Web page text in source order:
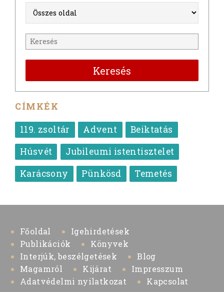
Keresés
CÍMKÉK
119. zsoltár
Advent
Beiktatás
Húsvét
Jubileumi istentisztelet
Karácsony
Pünkösd Temetés
Főoldal
Igehirdetések
Publikációk
Könyvek
Interjúk, beszélgetések
Blog
Magamról
Kijárat
Impresszum
Adatvédelmi nyilatkozat
Kapcsolat